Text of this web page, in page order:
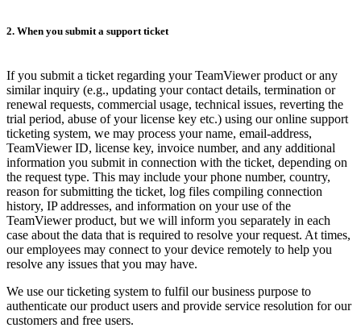
2. When you submit a support ticket
If you submit a ticket regarding your TeamViewer product or any
similar inquiry (e.g., updating your contact details, termination or
renewal requests, commercial usage, technical issues, reverting the
trial period, abuse of your license key etc.) using our online support
ticketing system, we may process your name, email-address,
TeamViewer ID, license key, invoice number, and any additional
information you submit in connection with the ticket, depending on
the request type. This may include your phone number, country,
reason for submitting the ticket, log files compiling connection
history, IP addresses, and information on your use of the
TeamViewer product, but we will inform you separately in each
case about the data that is required to resolve your request. At times,
our employees may connect to your device remotely to help you
resolve any issues that you may have.
We use our ticketing system to fulfil our business purpose to
authenticate our product users and provide service resolution for our
customers and free users.